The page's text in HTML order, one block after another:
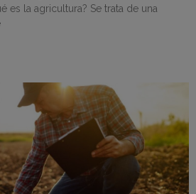
es la agricultura? Se trata de una